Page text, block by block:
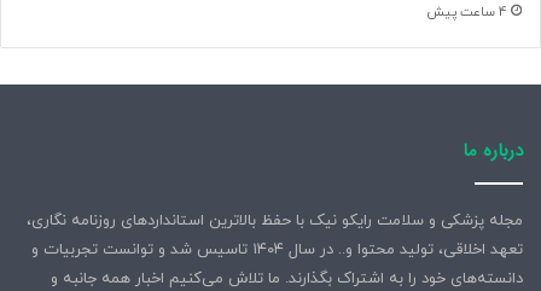
4 ساعت پیش
درباره ما
مجله پزشکی و سلامت رایکو نیک با حفظ بالاترین استانداردهای روزنامه نگاری،
تعهد اخلاقی، تولید محتوا و.. در سال ۱۴۰۴ تاسیس شد و توانست تجربیات و
دانسته‌های خود را به اشتراک بگذارند. ما تلاش می‌کنیم اخبار همه جانبه و